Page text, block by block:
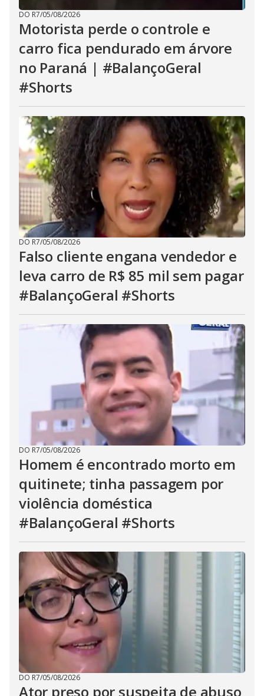
DO R7/05/08/2026
Motorista perde o controle e
carro fica pendurado em árvore
no Paraná | #BalançoGeral
#Shorts
DO R7/05/08/2026
Falso cliente engana vendedor e
leva carro de R$ 85 mil sem pagar
#BalançoGeral #Shorts
DO R7/05/08/2026
Homem é encontrado morto em
quitinete; tinha passagem por
violência doméstica
#BalançoGeral #Shorts
DO R7/05/08/2026
Ator preso por suspeita de abuso